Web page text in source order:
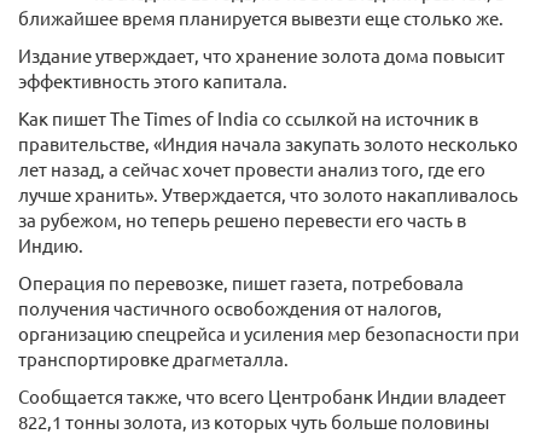
ближайшее время планируется вывезти еще столько же.
Издание утверждает, что хранение золота дома повысит
эффективность этого капитала.
Как пишет The Times of India со ссылкой на источник в
правительстве, «Индия начала закупать золото несколько
лет назад, а сейчас хочет провести анализ того, где его
лучше хранить». Утверждается, что золото накапливалось
за рубежом, но теперь решено перевести его часть в
Индию.
Операция по перевозке, пишет газета, потребовала
получения частичного освобождения от налогов,
организацию спецрейса и усиления мер безопасности при
транспортировке драгметалла.
Сообщается также, что всего Центробанк Индии владеет
822,1 тонны золота, из которых чуть больше половины